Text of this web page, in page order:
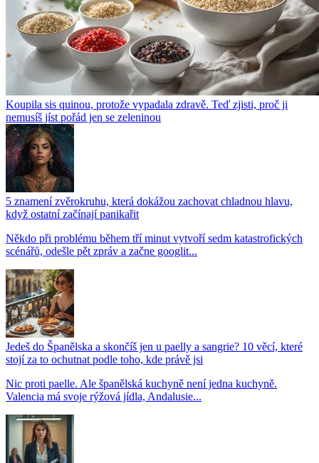
Koupila sis quinou, protože vypadala zdravě. Teď zjisti, proč ji
nemusíš jíst pořád jen se zeleninou
5 znamení zvěrokruhu, která dokážou zachovat chladnou hlavu,
když ostatní začínají panikařit
Někdo při problému během tří minut vytvoří sedm katastrofických
scénářů, odešle pět zpráv a začne googlit...
Jedeš do Španělska a skončíš jen u paelly a sangrie? 10 věcí, které
stojí za to ochutnat podle toho, kde právě jsi
Nic proti paelle. Ale španělská kuchyně není jedna kuchyně.
Valencia má svoje rýžová jídla, Andalusie...